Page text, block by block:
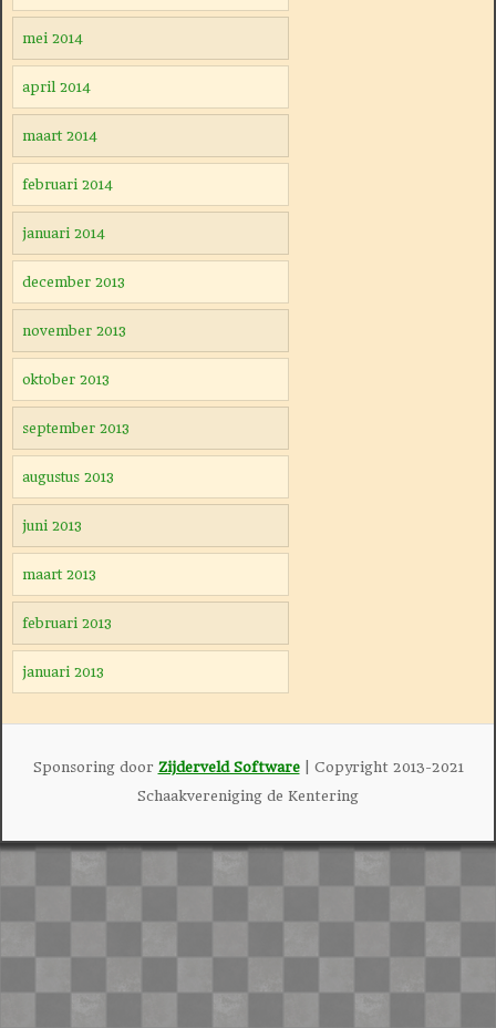
mei 2014
april 2014
maart 2014
februari 2014
januari 2014
december 2013
november 2013
oktober 2013
september 2013
augustus 2013
juni 2013
maart 2013
februari 2013
januari 2013
Sponsoring door Zijderveld Software| Copyright 2013-2021
Schaakvereniging de Kentering